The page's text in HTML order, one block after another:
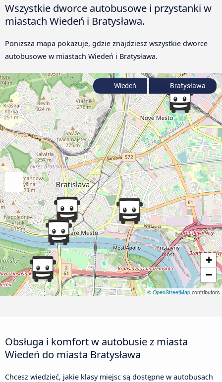
Wszystkie dworce autobusowe i przystanki w
miastach Wiedeń i Bratysława.
Poniższa mapa pokazuje, gdzie znajdziesz wszystkie dworce
autobusowe w miastach Wiedeń i Bratysława.
+
−
© OpenStreetMap contributors
Wiedeń Bratysława
Obsługa i komfort w autobusie z miasta
Wiedeń do miasta Bratysława
Chcesz wiedzieć, jakie klasy miejsc są dostępne w autobusach